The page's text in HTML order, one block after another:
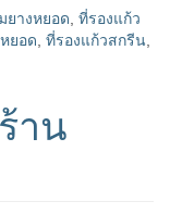
ยางหยอด ที่รองแก้ว
ยอด ที่รองแก้วสกรีน
าน